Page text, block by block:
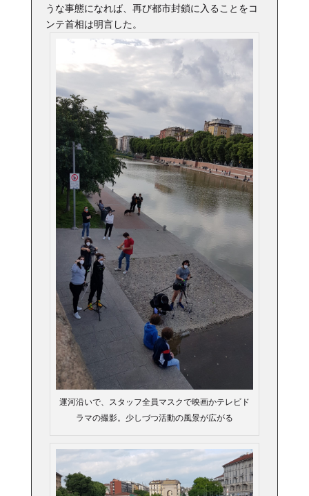
うな事態になれば、再び都市封鎖に入ることをコ
ンテ首相は明言した。
運河沿いで、スタッフ全員マスクで映画かテレビド
ラマの撮影。少しづつ活動の風景が広がる